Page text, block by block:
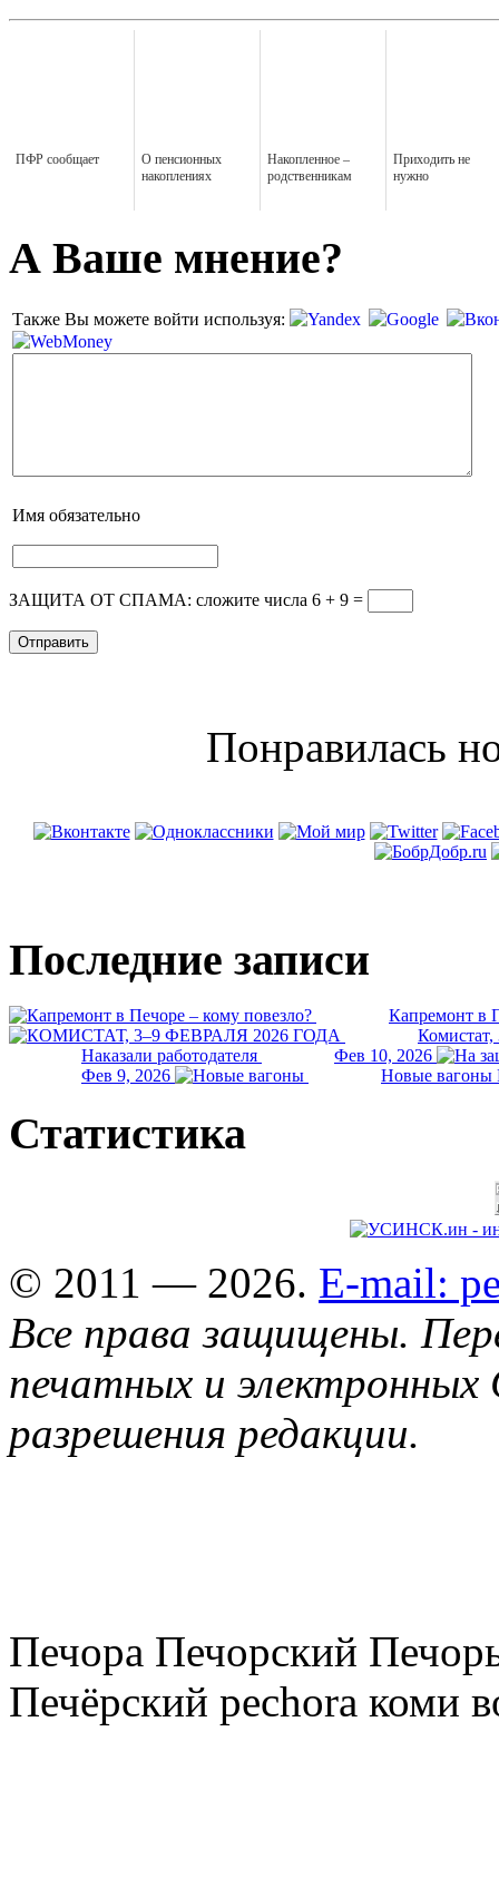
ПФР сообщает
О пенсионных
накоплениях
Накопленное –
родственникам
Приходить не
нужно
А Ваше мнение?
Также Вы можете войти используя:
Имя обязательно
ЗАЩИТА ОТ СПАМА: сложите числа 6 + 9 =
Понравилась
Последние записи
Капремонт в
Комистат,
Наказали работодателя
Фев 10, 2026
Фев 9, 2026
Новые вагоны
Статистика
© 2011 — 2026. E-mail:
Все права защищены.
печатных и
разрешения редакции.
Печора Печорский
Печёрский pechora коми